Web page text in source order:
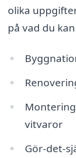
olika
på vad du
vitvaror
Gör-det-